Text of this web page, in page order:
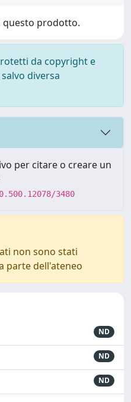
questo prodotto.
da copyright e
diversa
per citare o creare un
3480
non sono stati
parte dell'ateneo
ND
ND
ND